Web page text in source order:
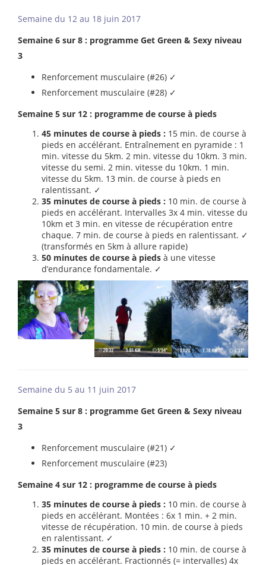
Semaine du 12 au 18 juin 2017
Semaine 6 sur 8 : programme Get Green & Sexy niveau
3
Renforcement musculaire (#26) ✓
Renforcement musculaire (#28) ✓
Semaine 5 sur 12 : programme de course à pieds
45 minutes de course à pieds : 15 min. de course à
pieds en accélérant. Entraînement en pyramide : 1
min. vitesse du 5km. 2 min. vitesse du 10km. 3 min.
vitesse du semi. 2 min. vitesse du 10km. 1 min.
vitesse du 5km. 13 min. de course à pieds en
ralentissant. ✓
35 minutes de course à pieds : 10 min. de course à
pieds en accélérant. Intervalles 3x 4 min. vitesse du
10km et 3 min. en vitesse de récupération entre
chaque. 7 min. de course à pieds en ralentissant. ✓
(transformés en 5km à allure rapide)
50 minutes de course à pieds à une vitesse
d’endurance fondamentale. ✓
Semaine du 5 au 11 juin 2017
Semaine 5 sur 8 : programme Get Green & Sexy niveau
3
Renforcement musculaire (#21) ✓
Renforcement musculaire (#23)
Semaine 4 sur 12 : programme de course à pieds
35 minutes de course à pieds : 10 min. de course à
pieds en accélérant. Montées : 6x 1 min. + 2 min.
vitesse de récupération. 10 min. de course à pieds
en ralentissant. ✓
35 minutes de course à pieds : 10 min. de course à
pieds en accélérant. Fractionnés (= intervalles) 4x